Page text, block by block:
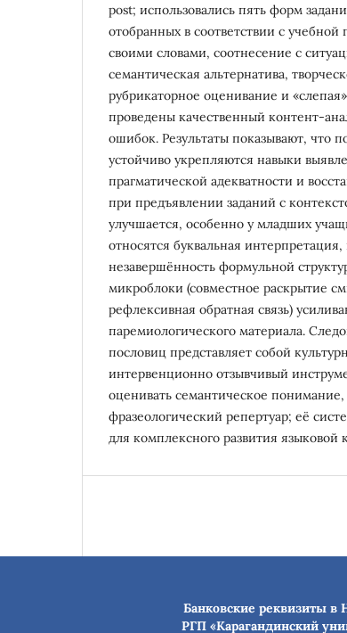
post; использовались пять форм
отобранных в соответствии с
своими словами, соотнесение с
семантическая альтернатива,
рубрикаторное оценивание и
проведены качественный контент-
ошибок. Результаты показывают, что
устойчиво укрепляются навыки
прагматической адекватности и
при предъявлении заданий с
улучшается, особенно у младших
относятся буквальная
незавершённость формульной
микроблоки (совместное раскрытие
рефлексивная обратная связь)
паремиологического материала.
пословиц представляет собой
интервенционно отзывчивый
оценивать семантическое
фразеологический репертуар; её
для комплексного развития языковой
Банковские реквизиты в
РГП «Карагандинский